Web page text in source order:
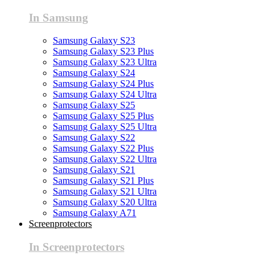
In Samsung
Samsung Galaxy S23
Samsung Galaxy S23 Plus
Samsung Galaxy S23 Ultra
Samsung Galaxy S24
Samsung Galaxy S24 Plus
Samsung Galaxy S24 Ultra
Samsung Galaxy S25
Samsung Galaxy S25 Plus
Samsung Galaxy S25 Ultra
Samsung Galaxy S22
Samsung Galaxy S22 Plus
Samsung Galaxy S22 Ultra
Samsung Galaxy S21
Samsung Galaxy S21 Plus
Samsung Galaxy S21 Ultra
Samsung Galaxy S20 Ultra
Samsung Galaxy A71
Screenprotectors
In Screenprotectors